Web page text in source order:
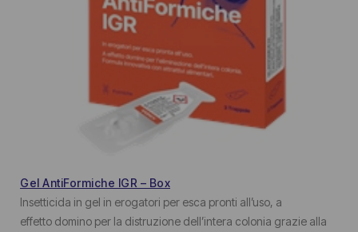
Gel AntiFormiche IGR – Box
Insetticida in gel in erogatori per esca pronti all’uso, a
effetto domino per la distruzione dell’intera colonia grazie alla